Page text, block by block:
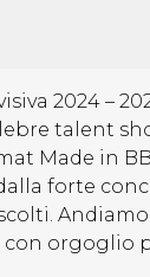
2024 –
talent
Made in
forte
orgoglio